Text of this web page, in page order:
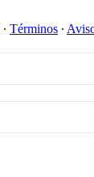
∙ Términos ∙